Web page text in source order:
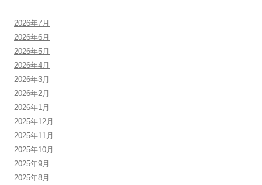
2026年7月
2026年6月
2026年5月
2026年4月
2026年3月
2026年2月
2026年1月
2025年12月
2025年11月
2025年10月
2025年9月
2025年8月